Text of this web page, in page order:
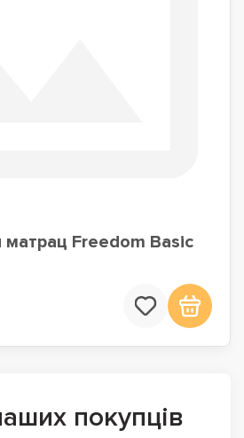
Freedom Basic
покупців